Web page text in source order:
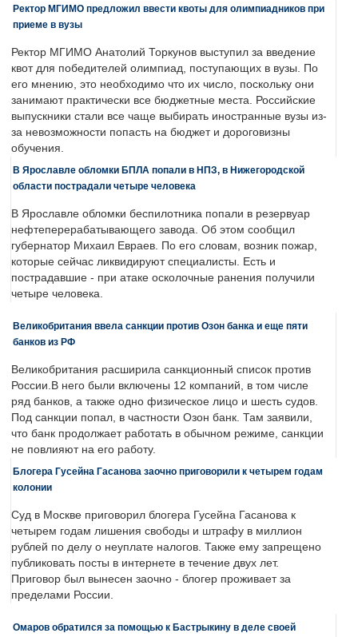
Ректор МГИМО предложил ввести квоты для олимпиадников при
приеме в вузы
Ректор МГИМО Анатолий Торкунов выступил за введение
квот для победителей олимпиад, поступающих в вузы. По
его мнению, это необходимо что их число, поскольку они
занимают практически все бюджетные места. Российские
выпускники стали все чаще выбирать иностранные вузы из-
за невозможности попасть на бюджет и дороговизны
обучения.
В Ярославле обломки БПЛА попали в НПЗ, в Нижегородской
области пострадали четыре человека
В Ярославле обломки беспилотника попали в резервуар
нефтеперерабатывающего завода. Об этом сообщил
губернатор Михаил Евраев. По его словам, возник пожар,
которые сейчас ликвидируют специалисты. Есть и
пострадавшие - при атаке осколочные ранения получили
четыре человека.
Великобритания ввела санкции против Озон банка и еще пяти
банков из РФ
Великобритания расширила санкционный список против
России.В него были включены 12 компаний, в том числе
ряд банков, а также одно физическое лицо и шесть судов.
Под санкции попал, в частности Озон банк. Там заявили,
что банк продолжает работать в обычном режиме, санкции
не повлияют на его работу.
Блогера Гусейна Гасанова заочно приговорили к четырем годам
колонии
Суд в Москве приговорил блогера Гусейна Гасанова к
четырем годам лишения свободы и штрафу в миллион
рублей по делу о неуплате налогов. Также ему запрещено
публиковать посты в интернете в течение двух лет.
Приговор был вынесен заочно - блогер проживает за
пределами России.
Омаров обратился за помощью к Бастрыкину в деле своей